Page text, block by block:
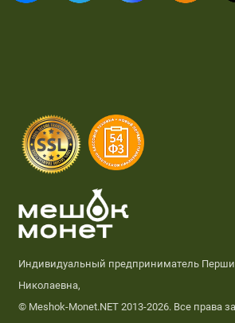
Индивидуальный предприниматель
Николаевна,
© Meshok-Monet.NET 2013-2026. Все права